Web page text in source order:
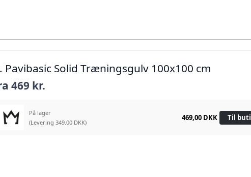
Pavibasic Solid Træningsgulv 100x100 cm
469 kr.
På lager
(Levering 349.00 DKK)
469,00 DKK Til